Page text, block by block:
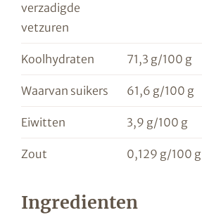
verzadigde
vetzuren
Koolhydraten 71,3 g/100 g
Waarvan suikers 61,6 g/100 g
Eiwitten 3,9 g/100 g
Zout 0,129 g/100 g
Ingredienten